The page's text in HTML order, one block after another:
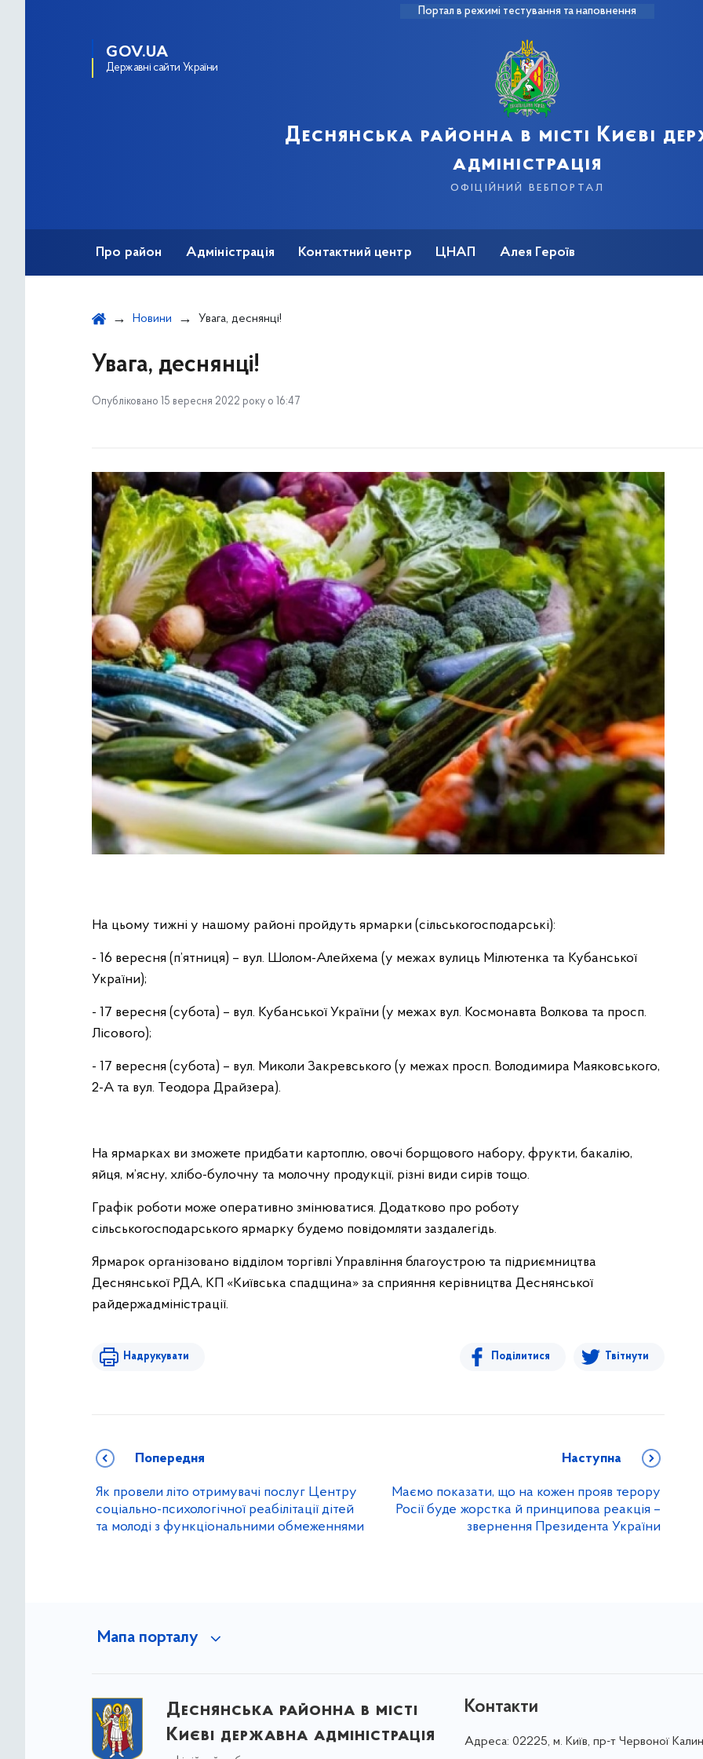
Портал в режимі тестування та наповнення
GOV.UA
Державні сайти України
Деснянська районна в місті Києві
адміністрація
офіційний вебпортал
Про район Адміністрація Контактний центр ЦНАП Алея Героїв
Новини Увага, деснянці!
Увага, деснянці!
Опубліковано 15 вересня 2022 року о 16:47
На цьому тижні у нашому районі пройдуть ярмарки (сільськогосподарські):
- 16 вересня (п’ятниця) – вул. Шолом-Алейхема (у межах вулиць Мілютенка та Кубанської
України);
- 17 вересня (субота) – вул. Кубанської України (у межах вул. Космонавта Волкова та просп.
Лісового);
- 17 вересня (субота) – вул. Миколи Закревського (у межах просп. Володимира Маяковського,
2-А та вул. Теодора Драйзера).
На ярмарках ви зможете придбати картоплю, овочі борщового набору, фрукти, бакалію,
яйця, м’ясну, хлібо-булочну та молочну продукції, різні види сирів тощо.
Графік роботи може оперативно змінюватися. Додатково про роботу
сільськогосподарського ярмарку будемо повідомляти заздалегідь.
Ярмарок організовано відділом торгівлі Управління благоустрою та підриємництва
Деснянської РДА, КП «Київська спадщина» за сприяння керівництва Деснянської
райдержадміністрації.
Надрукувати Поділитися Твітнути
Попередня
Як провели літо отримувачі послуг Центру
соціально-психологічної реабілітації дітей
та молоді з функціональними обмеженнями
Наступна
Маємо показати, що на кожен прояв терору
Росії буде жорстка й принципова реакція –
звернення Президента України
Мапа порталу
Деснянська районна в місті
Києві державна адміністрація
Контакти
Адреса: 02225, м. Київ, пр-т Червоної